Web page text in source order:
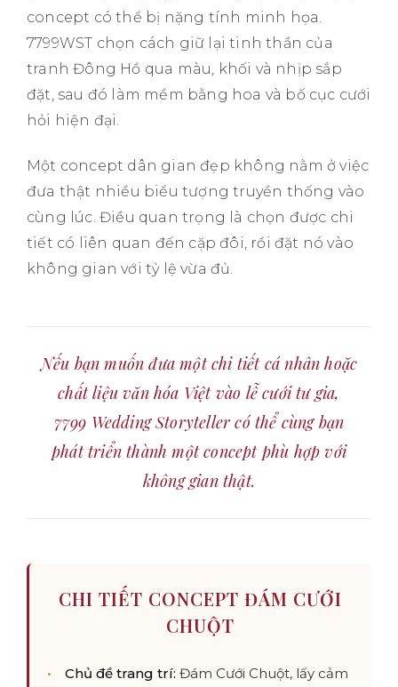
concept có thể bị nặng tính minh họa.
7799WST chọn cách giữ lại tinh thần của
tranh Đông Hồ qua màu, khối và nhịp sắp
đặt, sau đó làm mềm bằng hoa và bố cục cưới
hỏi hiện đại.
Một concept dân gian đẹp không nằm ở việc
đưa thật nhiều biểu tượng truyền thống vào
cùng lúc. Điều quan trọng là chọn được chi
tiết có liên quan đến cặp đôi, rồi đặt nó vào
không gian với tỷ lệ vừa đủ.
Nếu bạn muốn đưa một chi tiết cá nhân hoặc
chất liệu văn hóa Việt vào lễ cưới tư gia,
7799 Wedding Storyteller có thể cùng bạn
phát triển thành một concept phù hợp với
không gian thật.
CHI TIẾT CONCEPT ĐÁM CƯỚI
CHUỘT
Chủ đề trang trí: Đám Cưới Chuột, lấy cảm